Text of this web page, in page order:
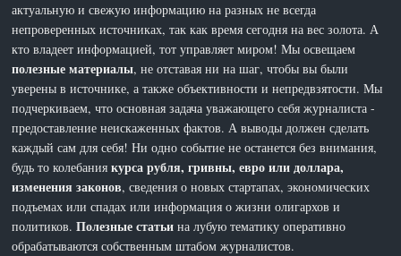
актуальную и свежую информацию на разных не всегда
непроверенных источниках, так как время сегодня на вес золота. А
кто владеет информацией, тот управляет миром! Мы освещаем
полезные материалы, не отставая ни на шаг, чтобы вы были
уверены в источнике, а также объективности и непредвзятости. Мы
подчеркиваем, что основная задача уважающего себя журналиста -
предоставление неискаженных фактов. А выводы должен сделать
каждый сам для себя! Ни одно событие не останется без внимания,
будь то колебаниякурса рубля, гривны, евро или доллара,
изменения законов, сведения о новых стартапах, экономических
подъемах или спадах или информация о жизни олигархов и
политиков.Полезные статьи на лубую тематику оперативно
обрабатываются собственным штабом журналистов.